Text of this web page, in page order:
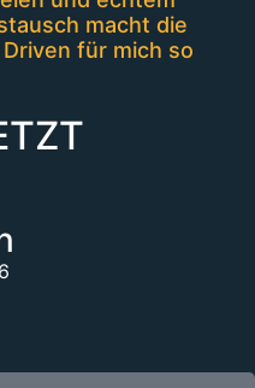
macht die
für mich so